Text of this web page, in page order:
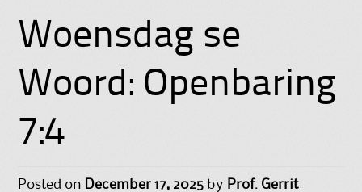
Woensdag se
Woord: Openbaring
7:4
Posted on December 17, 2025 by Prof. Gerrit